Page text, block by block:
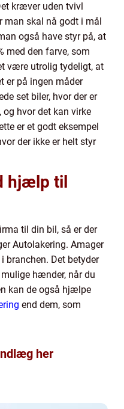
kræver uden tvivl
skal nå godt i mål
også have styr på, at
med den farve, som
være utrolig tydeligt, at
er på ingen måder
set biler, hvor der er
hvor det kan virke
er et godt eksempel
der ikke er helt styr
hjælp til
til din bil, så er der
Autolakering. Amager
branchen. Det betyder
hænder, når du
kan de også hjælpe
end dem, som
her